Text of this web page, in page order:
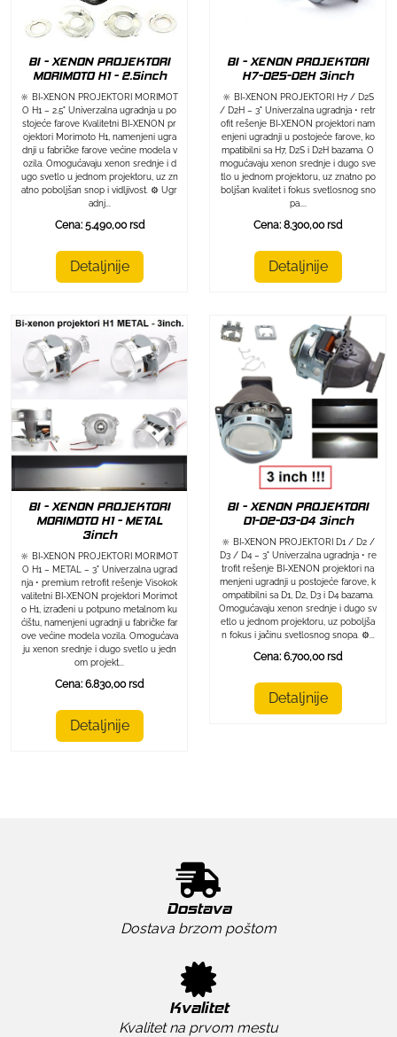
BI - XENON PROJEKTORI
MORIMOTO H1 - 2.5inch
🔆 BI-XENON PROJEKTORI MORIMOT
O H1 – 2.5" Univerzalna ugradnja u po
stojeće farove Kvalitetni BI-XENON pr
ojektori Morimoto H1, namenjeni ugra
dnji u fabričke farove većine modela v
ozila. Omogućavaju xenon srednje i d
ugo svetlo u jednom projektoru, uz zn
atno poboljšan snop i vidljivost. ⚙️ Ugr
adnj...
Cena: 5.490,00 rsd
Detaljnije
BI - XENON PROJEKTORI
H7-D2S-D2H 3inch
🔆 BI-XENON PROJEKTORI H7 / D2S
/ D2H – 3" Univerzalna ugradnja • retr
ofit rešenje BI-XENON projektori nam
enjeni ugradnji u postojeće farove, ko
mpatibilni sa H7, D2S i D2H bazama. O
mogućavaju xenon srednje i dugo sve
tlo u jednom projektoru, uz znatno po
boljšan kvalitet i fokus svetlosnog sno
pa....
Cena: 8.300,00 rsd
Detaljnije
BI - XENON PROJEKTORI
MORIMOTO H1 - METAL
3inch
🔆 BI-XENON PROJEKTORI MORIMOT
O H1 – METAL – 3" Univerzalna ugrad
nja • premium retrofit rešenje Visokok
valitetni BI-XENON projektori Morimot
o H1, izrađeni u potpuno metalnom ku
ćištu, namenjeni ugradnji u fabričke far
ove većine modela vozila. Omogućava
ju xenon srednje i dugo svetlo u jedn
om projekt...
Cena: 6.830,00 rsd
Detaljnije
BI - XENON PROJEKTORI
D1-D2-D3-D4 3inch
🔆 BI-XENON PROJEKTORI D1 / D2 /
D3 / D4 – 3" Univerzalna ugradnja • re
trofit rešenje BI-XENON projektori na
menjeni ugradnji u postojeće farove, k
ompatibilni sa D1, D2, D3 i D4 bazama.
Omogućavaju xenon srednje i dugo sv
etlo u jednom projektoru, uz poboljša
n fokus i jačinu svetlosnog snopa. ⚙️...
Cena: 6.700,00 rsd
Detaljnije
Dostava
Dostava brzom poštom
Kvalitet
Kvalitet na prvom mestu